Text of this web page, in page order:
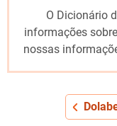
O Dicionário
informações
nossas